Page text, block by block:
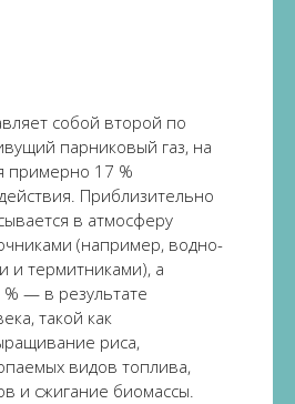
собой второй по
парниковый газ, на
примерно 17 %
Приблизительно
в атмосферу
(например, водно-
и термитниками), а
— в результате
такой как
риса,
видов топлива,
и сжигание биомассы.